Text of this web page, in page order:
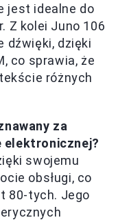
jest idealne do
Z kolei Juno 106
dźwięki, dzięki
co sprawia, że
różnych
za
elektronicznej?
swojemu
obsługi, co
80-tych. Jego